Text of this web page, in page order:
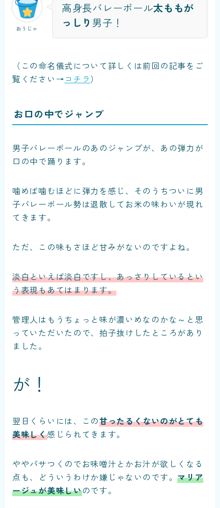
おうじゃ
高身長バレーボール太ももが
っしり 男子！
（この命名儀式について詳しくは前回の記事をご
覧ください→コチラ）
お口の中でジャンプ
男子バレーボールのあのジャンプが、あの弾力が
口の中で踊ります。
噛めば噛むほどに弾力を感じ、そのうちついに男
子バレーボール勢は退散してお米の味わいが現れ
てきます。
ただ、この味もさほど甘みがないのですよね。
淡白といえば淡白ですし、あっさりしているとい
う表現もあてはまります。
管理人はもうちょっと味が濃いめなのかな～と思
っていただいたので、拍子抜けしたところがあり
ました。
が！
翌日くらいには、この甘ったるくないのがとても
美味しく感じられてきます。
ややパサつくのでお味噌汁とかお汁が欲しくなる
点も、どういうわけか嫌じゃないのです。マリア
ージュが美味しいのです。